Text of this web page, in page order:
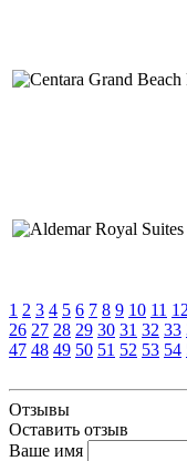
1 2 3 4 5 6 7 8 9 10 11 12
26 27 28 29 30 31 32 33
47 48 49 50 51 52 53 54
Отзывы
Оставить отзыв
Ваше имя